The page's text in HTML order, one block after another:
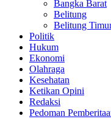
Bangka Barat
Belitung
Belitung
Politik
Hukum
Ekonomi
Olahraga
Kesehatan
Ketikan Opini
Redaksi
Pedoman